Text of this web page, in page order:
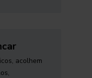
acolhem